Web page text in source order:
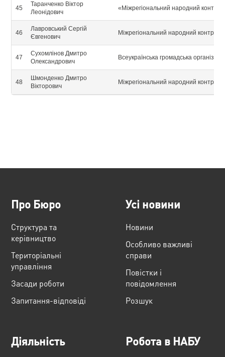
45
Таранченко Віктор
Леонідович
«Міжрегіональний народний
46
Лавровський Сергій
Євгенович
Міжрегіональний народний контроль
47
Сухомлінов Дмитро
Олександрович
Всеукраїнська громадська
48
Шмонденко Дмитро
Вікторович
Міжрегіональний народний контроль
Про Бюро
Структура та
керівництво
Територіальні
управління
Засади роботи
Запитання-відповіді
Усі новини
Новини
Особливо важливі
справи
Повістки і
повідомлення
Розшук
Діяльність Робота в НАБУ